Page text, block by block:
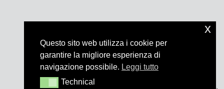
Questo sito web utilizza i cookie per
garantire la migliore esperienza di
navigazione possibile. Leggi tutto
TechnicalTechnical
x